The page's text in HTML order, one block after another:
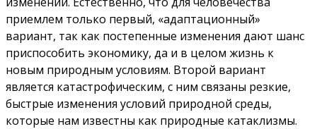
приемлем только первый, «адаптационный»
вариант, так как постепенные изменения дают шанс
приспособить экономику, да и в целом жизнь к
новым природным условиям. Второй вариант
является катастрофическим, с ним связаны резкие,
быстрые изменения условий природной среды,
которые нам известны как природные катаклизмы.